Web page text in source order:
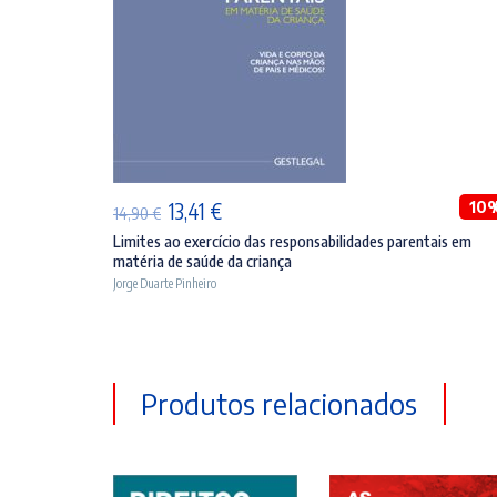
14,90€ O
preço
original
13,41 €O
preço
atual
Limites ao exercício das responsabilidades parentais em
matéria de saúde da criança
Jorge Duarte Pinheiro
Produtos relacionados